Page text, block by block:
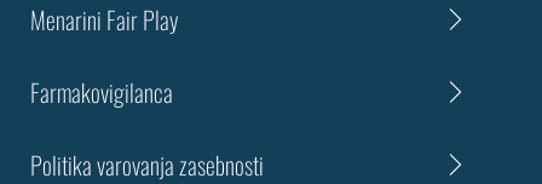
Menarini Fair Play
Farmakovigilanca
Politika varovanja zasebnosti